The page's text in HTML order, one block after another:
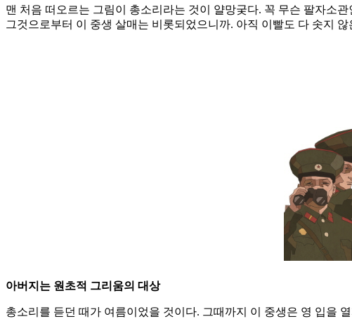
맨 처음 떠오르는 그림이 총소리라는 것이 얄망궂다. 꼭 무슨 팔자소
그것으로부터 이 중생 살매는 비롯되었으니까. 아직 이빨도 다 솟지
아버지는 원초적 그리움의 대상
총소리를 듣던 때가 여름이었을 것이다. 그때까지 이 중생은 영 입을